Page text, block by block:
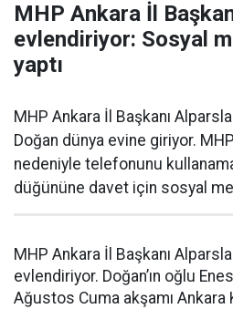
MHP Ankara İl
evlendiriyor: Sosyal
yaptı
MHP Ankara İl Başkanı
Doğan dünya evine giriyor.
nedeniyle telefonunu
düğününe davet için sosyal
MHP Ankara İl Başkanı
evlendiriyor. Doğan’ın oğlu
Ağustos Cuma akşamı Ankara